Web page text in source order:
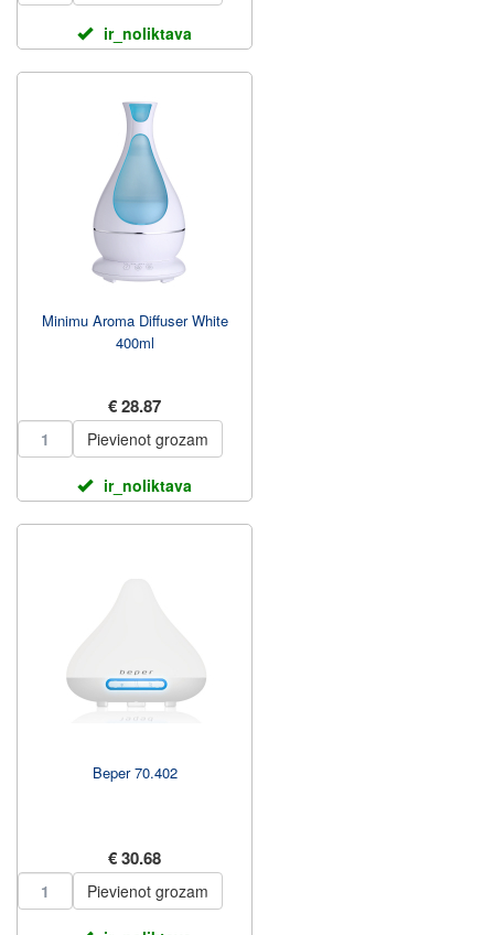
ir_noliktava
Minimu Aroma Diffuser White
400ml
€ 28.87
Pievienot grozam
ir_noliktava
Beper 70.402
€ 30.68
Pievienot grozam